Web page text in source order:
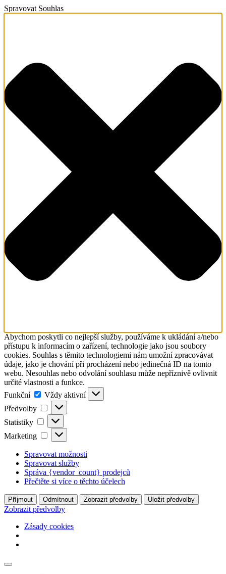
Spravovat Souhlas
Abychom poskytli co nejlepší služby, používáme k ukládání a/nebo
přístupu k informacím o zařízení, technologie jako jsou soubory
cookies. Souhlas s těmito technologiemi nám umožní zpracovávat
údaje, jako je chování při procházení nebo jedinečná ID na tomto
webu. Nesouhlas nebo odvolání souhlasu může nepříznivě ovlivnit
určité vlastnosti a funkce.
Funkční
Funkční
Vždy aktivní
Předvolby
Předvolby
Statistiky Statistiky
Marketing Marketing
Spravovat možnosti
Spravovat služby
Správa {vendor_count} prodejců
Přečtěte si více o těchto účelech
Příjmout Odmítnout Zobrazit předvolby Uložit předvolby
Zobrazit předvolby
Zásady cookies